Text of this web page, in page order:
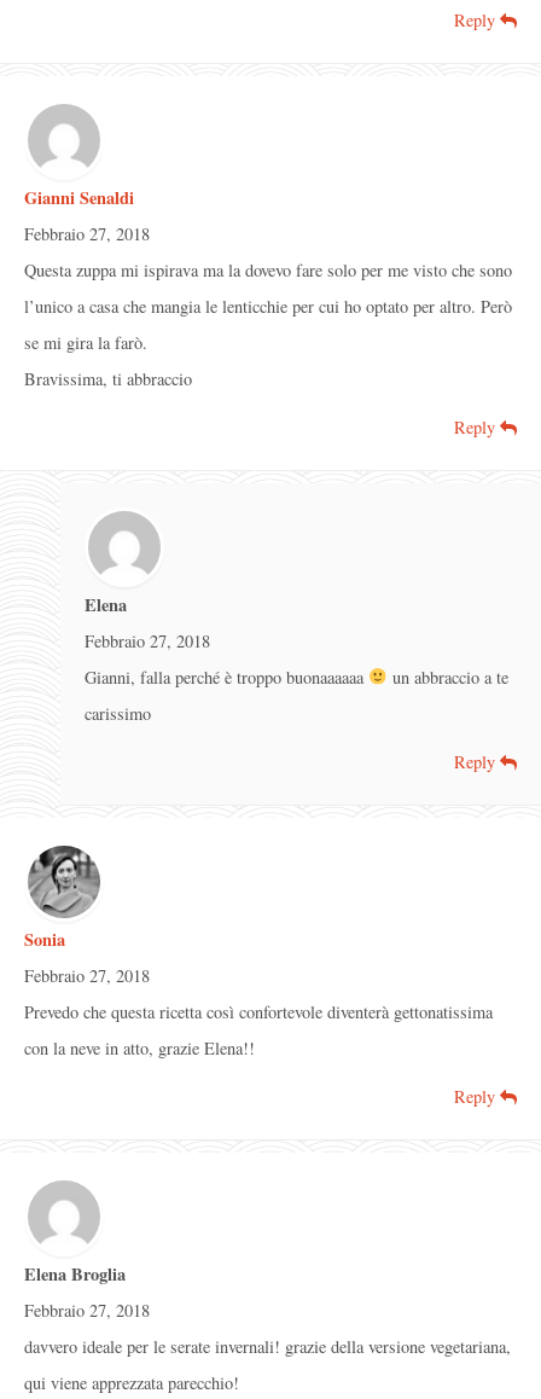
Reply
Gianni Senaldi
Febbraio 27, 2018
Questa zuppa mi ispirava ma la dovevo fare solo per me visto che sono
l’unico a casa che mangia le lenticchie per cui ho optato per altro. Però
se mi gira la farò.
Bravissima, ti abbraccio
Reply
Elena
Febbraio 27, 2018
Gianni, falla perché è troppo buonaaaaaa
un abbraccio a te
carissimo
Reply
Sonia
Febbraio 27, 2018
Prevedo che questa ricetta così confortevole diventerà gettonatissima
con la neve in atto, grazie Elena!!
Reply
Elena Broglia
Febbraio 27, 2018
davvero ideale per le serate invernali! grazie della versione vegetariana,
qui viene apprezzata parecchio!